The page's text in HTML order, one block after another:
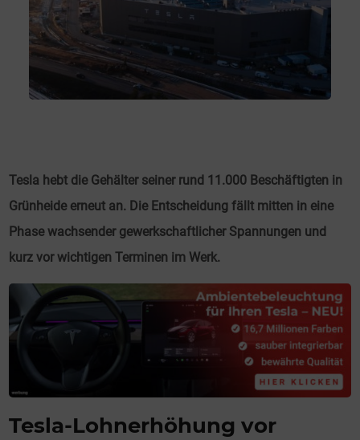
Tesla hebt die Gehälter seiner rund 11.000 Beschäftigten in
Grünheide erneut an. Die Entscheidung fällt mitten in eine
Phase wachsender gewerkschaftlicher Spannungen und
kurz vor wichtigen Terminen im Werk.
Tesla-Lohnerhöhung vor